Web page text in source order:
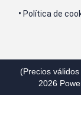
• Política de
(Precios
2026